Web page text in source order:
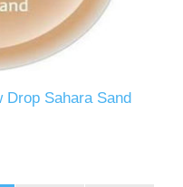
Sahara Sand